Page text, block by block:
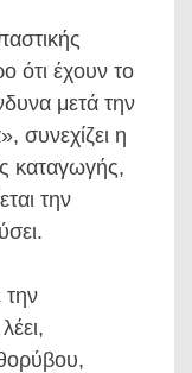
ότι έχουν το
μετά την
συνεχίζει η
καταγωγής,
την